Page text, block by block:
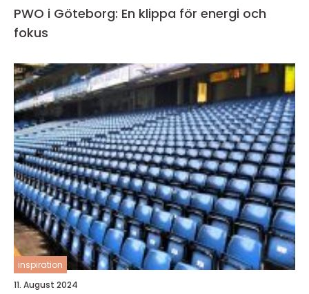
PWO i Göteborg: En klippa för energi och
fokus
inspiration
11. August 2024